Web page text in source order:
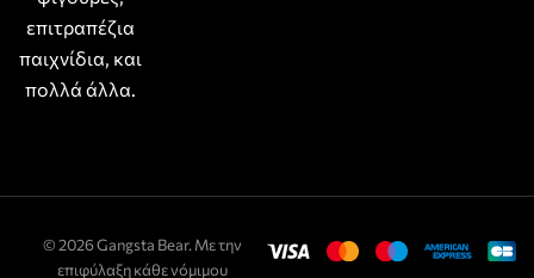
επιτραπέζια
παιχνίδια, και
πολλά άλλα.
© 2026 Gangsta Bear. Με την
επιφύλαξη κάθε νόμιμου